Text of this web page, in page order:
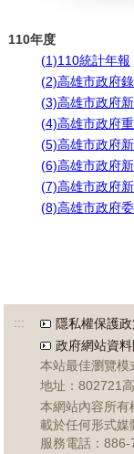
110年度
(1)110統計年報
(2)高雄市政府
(3)高雄市政府
(4)高雄市政府
(5)高雄市政府
(6)高雄市政府
(7)高雄市政府
(8)高雄市政府
::: 隱私權保護
政府網站資
本站最佳瀏覽
地址：802721
本網站內容所有
載於任何形式媒
服務電話：